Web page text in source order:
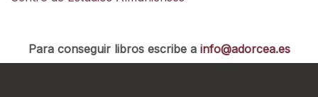
Para conseguir libros escribe a info@adorcea.es